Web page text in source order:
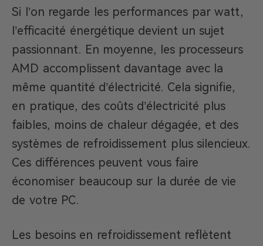
Si l’on regarde les performances par watt,
l’efficacité énergétique devient un sujet
passionnant. En moyenne, les processeurs
AMD accomplissent davantage avec la
même quantité d’électricité. Cela signifie,
en pratique, des coûts d’électricité plus
faibles, moins de chaleur dégagée, et des
systèmes de refroidissement plus silencieux.
Ces différences peuvent vous faire
économiser beaucoup sur la durée de vie
de votre PC.
Les besoins en refroidissement reflètent